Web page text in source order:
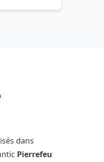
dans
Pierrefeu